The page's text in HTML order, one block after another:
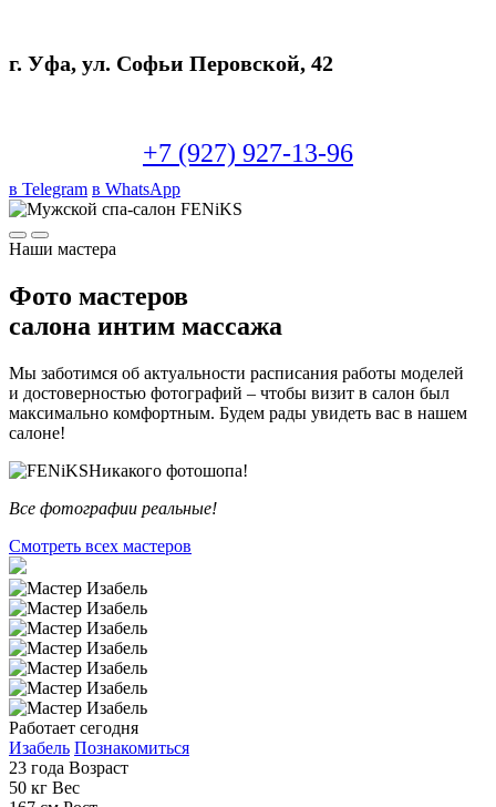
г. Уфа, ул. Софьи Перовской, 42
+7 (927) 927-13-96
в Telegram в WhatsApp
Наши мастера
Фото мастеров
салона интим массажа
Мы заботимся об актуальности расписания работы моделей
и достоверностью фотографий – чтобы визит в салон был
максимально комфортным. Будем рады увидеть вас в нашем
салоне!
Никакого фотошопа!
Все фотографии реальные!
Смотреть всех мастеров
Работает сегодня
Изабель Познакомиться
23 года Возраст
50 кг Вес